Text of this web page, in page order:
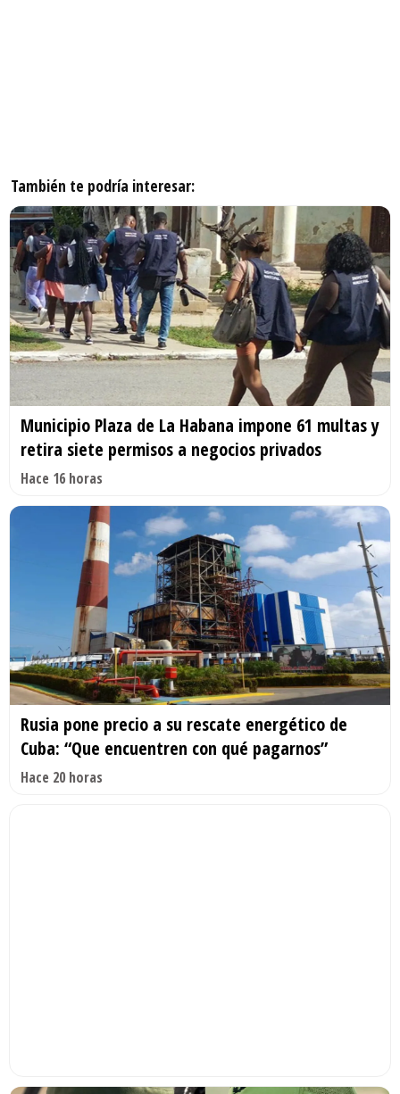
También te podría interesar:
Municipio Plaza de La Habana impone 61 multas y
retira siete permisos a negocios privados
Hace 16 horas
Rusia pone precio a su rescate energético de
Cuba: “Que encuentren con qué pagarnos”
Hace 20 horas